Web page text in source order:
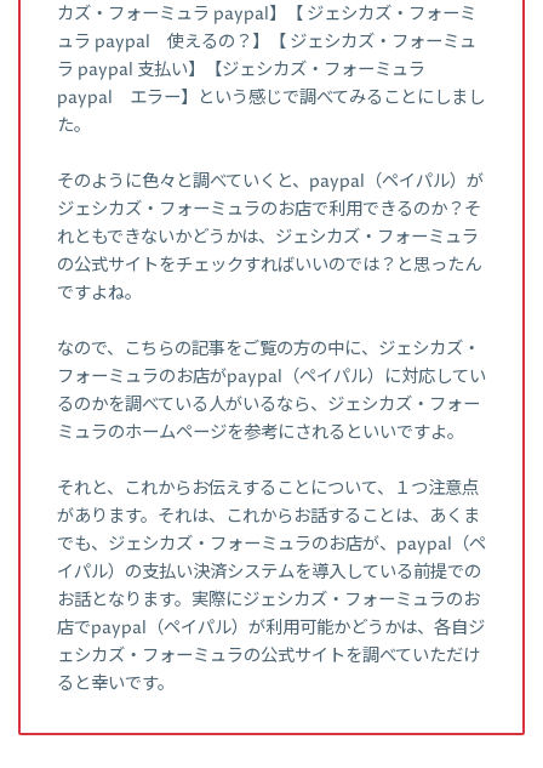
カズ・フォーミュラ paypal】【 ジェシカズ・フォーミ
ュラ paypal 使えるの？】【 ジェシカズ・フォーミュ
ラ paypal 支払い】【ジェシカズ・フォーミュラ
paypal エラー】という感じで調べてみることにしまし
た。
そのように色々と調べていくと、paypal（ペイパル）が
ジェシカズ・フォーミュラのお店で利用できるのか？そ
れともできないかどうかは、ジェシカズ・フォーミュラ
の公式サイトをチェックすればいいのでは？と思ったん
ですよね。
なので、こちらの記事をご覧の方の中に、ジェシカズ・
フォーミュラのお店がpaypal（ペイパル）に対応してい
るのかを調べている人がいるなら、ジェシカズ・フォー
ミュラのホームページを参考にされるといいですよ。
それと、これからお伝えすることについて、１つ注意点
があります。それは、これからお話することは、あくま
でも、ジェシカズ・フォーミュラのお店が、paypal（ペ
イパル）の支払い決済システムを導入している前提での
お話となります。実際にジェシカズ・フォーミュラのお
店でpaypal（ペイパル）が利用可能かどうかは、各自ジ
ェシカズ・フォーミュラの公式サイトを調べていただけ
ると幸いです。